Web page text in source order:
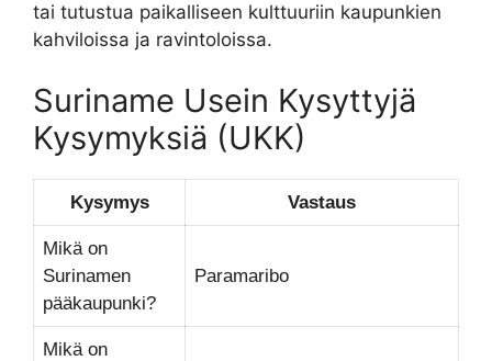
tai tutustua paikalliseen kulttuuriin kaupunkien
kahviloissa ja ravintoloissa.
Suriname Usein Kysyttyjä
Kysymyksiä (UKK)
Kysymys Vastaus
Mikä on
Surinamen
pääkaupunki?
Paramaribo
Mikä on